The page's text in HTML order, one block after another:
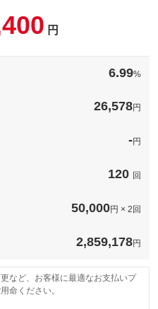
積もり依頼（無料）
積もり依頼（無料）
円
6.99%
26,578円
-円
120 回
50,000円 × 2回
2,859,178円
など、お客様に最適なお支払いプ
命ください。